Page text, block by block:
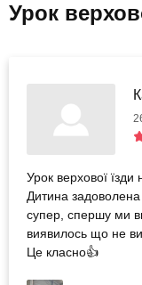
Урок
Урок верхової
Дитина
супер, спершу ми
виявилось що не
Це класно👍